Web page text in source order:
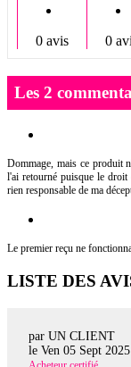
0 avis 0
Les 2
Dommage, mais ce produit
l'ai retourné puisque le
rien responsable de ma
Le premier reçu ne
LISTE DES
par UN CLIENT
le Ven 05 Sept 2025